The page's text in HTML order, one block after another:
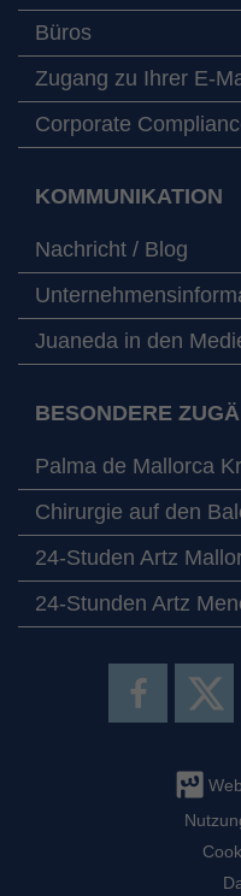
Büros
Zugang zu Ihrer E-
Corporate
KOMMUNIKATION
Nachricht / Blog
Juaneda in den
BESONDERE
Palma de Mallorca
Chirurgie auf den
24-Studen Artz
24-Stunden Artz